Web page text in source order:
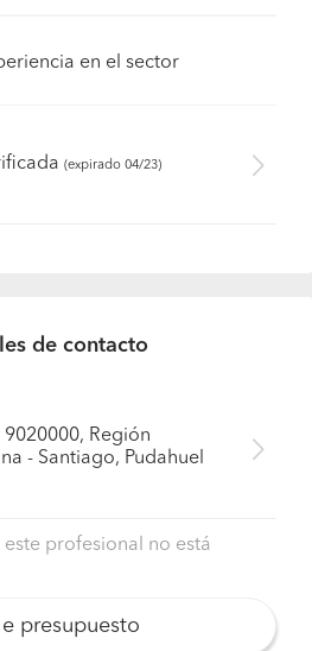
en el sector
(expirado 04/23)
de contacto
9020000, Región
- Santiago, Pudahuel
profesional no está
presupuesto